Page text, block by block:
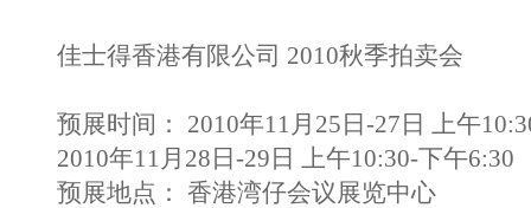
佳士得香港有限公司 2010秋季拍卖会
预展时间： 2010年11月25日-27日 上午
2010年11月28日-29日 上午10:30-下午6:30
预展地点： 香港湾仔会议展览中心